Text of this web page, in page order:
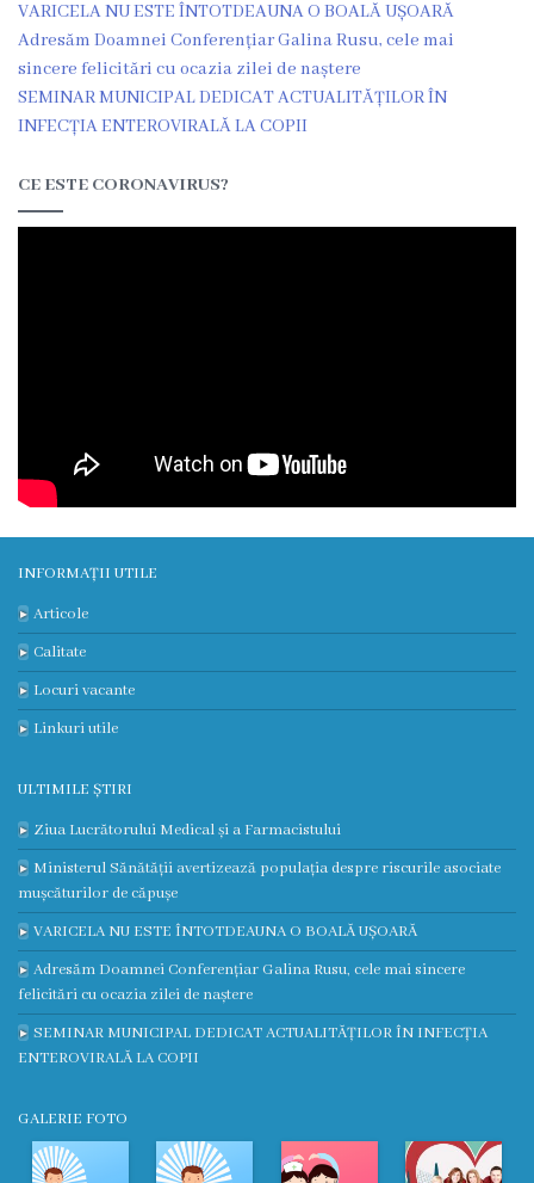
Secția
nr.
3
Secția
nr.
și
reanimare
Laborator
Transparență
Contract
CNAM
Planul
de
achiziții
Anunțuri
achiziții
publice
Contracte
VARICELA NU ESTE ÎNTOTDEAUNA O BOALĂ UȘOARĂ
Adresăm Doamnei Conferențiar Galina Rusu, cele mai
sincere felicitări cu ocazia zilei de naștere
SEMINAR MUNICIPAL DEDICAT ACTUALITĂȚILOR ÎN
INFECȚIA ENTEROVIRALĂ LA COPII
CE ESTE CORONAVIRUS?
INFORMAȚII UTILE
Articole
Calitate
Locuri vacante
Linkuri utile
ULTIMILE ȘTIRI
Ziua Lucrătorului Medical și a Farmacistului
Ministerul Sănătății avertizează populația despre riscurile asociate
mușcăturilor de căpușe
VARICELA NU ESTE ÎNTOTDEAUNA O BOALĂ UȘOARĂ
Adresăm Doamnei Conferențiar Galina Rusu, cele mai sincere
felicitări cu ocazia zilei de naștere
SEMINAR MUNICIPAL DEDICAT ACTUALITĂȚILOR ÎN INFECȚIA
ENTEROVIRALĂ LA COPII
GALERIE FOTO